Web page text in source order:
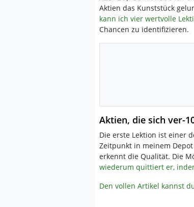
Aktien das Kunststück
kann ich vier wertvolle
Chancen zu identifizieren.
Aktien, die sich ver-
Die erste Lektion ist einer
Zeitpunkt in meinem
erkennt die Qualität. Die
wiederum quittiert er,
Den vollen Artikel kannst